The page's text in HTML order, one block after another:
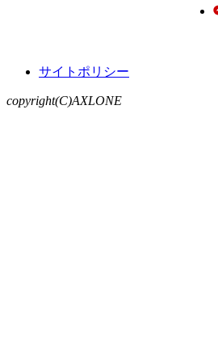
サイトポリシー
copyright(C)AXLONE